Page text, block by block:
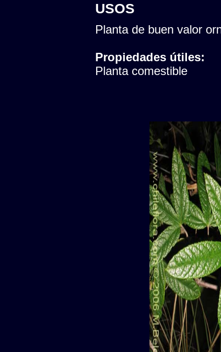
USOS
Planta de buen valor
Propiedades útiles:
Planta comestible